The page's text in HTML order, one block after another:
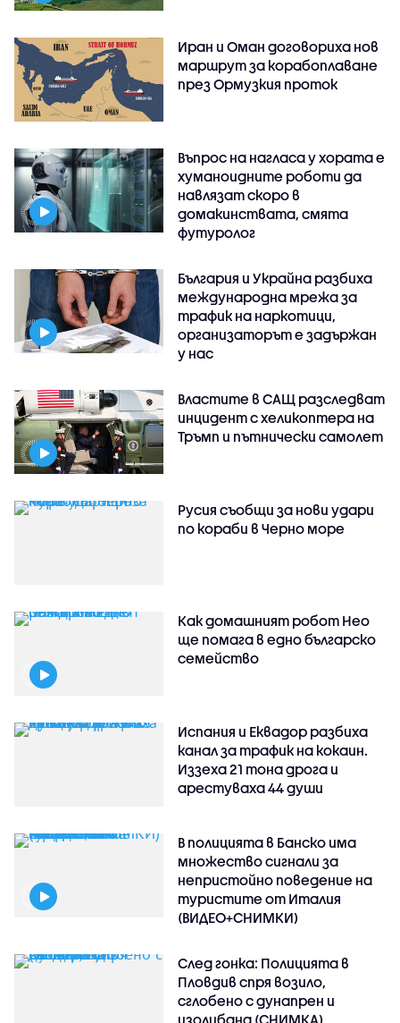
Иран и Оман договориха нов
маршрут за корабоплаване
през Ормузкия проток
Въпрос на нагласа у хората е
хуманоидните роботи да
навлязат скоро в
домакинствата, смята
футуролог
България и Украйна разбиха
международна мрежа за
трафик на наркотици,
организаторът е задържан
у нас
Властите в САЩ разследват
инцидент с хеликоптера на
Тръмп и пътнически самолет
Русия съобщи за нови удари
по кораби в Черно море
Как домашният робот Нео
ще помага в едно българско
семейство
Испания и Еквадор разбиха
канал за трафик на кокаин.
Иззеха 21 тона дрога и
арестуваха 44 души
В полицията в Банско има
множество сигнали за
непристойно поведение на
туристите от Италия
(ВИДЕО+СНИМКИ)
След гонка: Полицията в
Пловдив спря возило,
сглобено с дунапрен и
изолибанд (СНИМКА)